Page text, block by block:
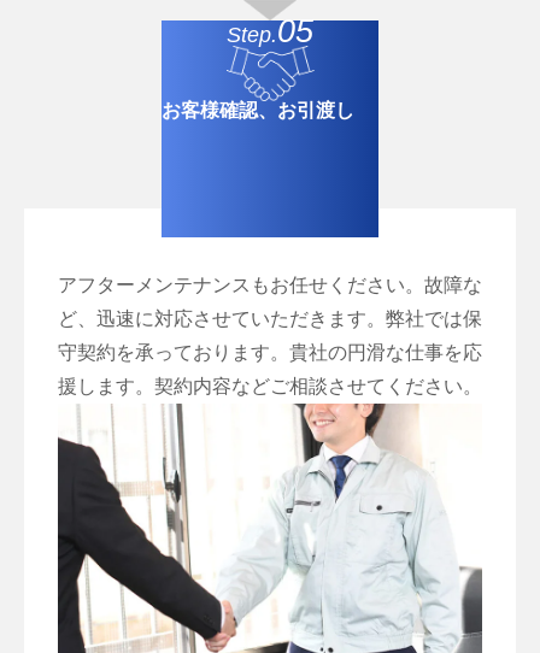
Step.05
お客様確認、お引渡し
アフターメンテナンスもお任せください。故障な
ど、迅速に対応させていただきます。弊社では保
守契約を承っております。貴社の円滑な仕事を応
援します。契約内容などご相談させてください。